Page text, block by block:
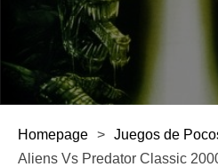
Homepage > Juegos de
Aliens Vs Predator Classic